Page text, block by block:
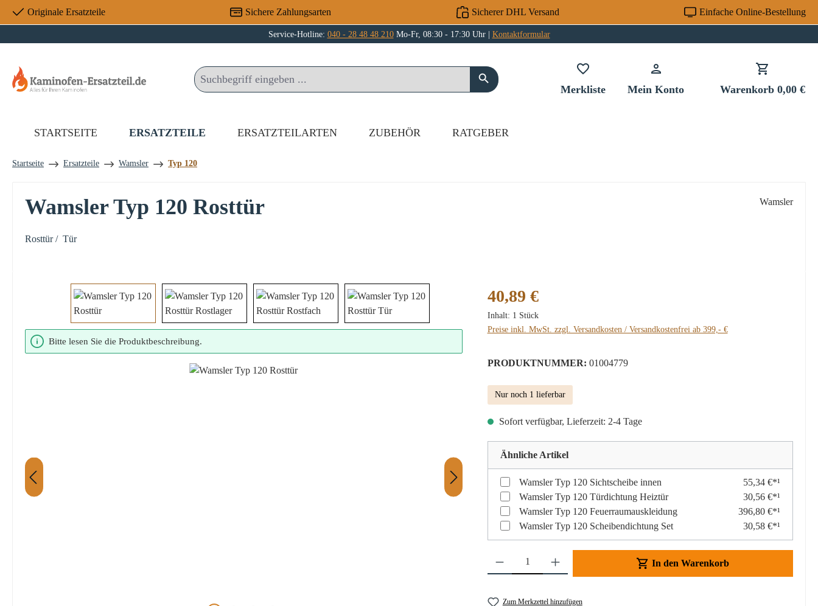
Hauptinhalt springen
Zur Suche springen
Zur Hauptnavigation springen
Originale Ersatzteile Sichere Zahlungsarten Sicherer DHL Versand Einfache Online-Bestellung
Service-Hotline: 040 - 28 48 48 210Mo-Fr, 08:30 - 17:30 Uhr | Kontaktformular
MerklisteDu hast 0 Produkte auf dem Merkzettel
Mein Konto Warenkorb 0,00 €
STARTSEITE ERSATZTEILE ERSATZTEILARTEN ZUBEHÖR RATGEBER
Startseite Ersatzteile Wamsler Typ 120
Wamsler Typ 120 Rosttür
Rosttür / Tür
Wamsler
Bildergalerie überspringen
Bitte lesen Sie die Produktbeschreibung.
Regulärer Preis:
40,89 €
Inhalt: 1 Stück
Preise inkl. MwSt. zzgl. Versandkosten / Versandkostenfrei ab 399,- €
PRODUKTNUMMER: 01004779
Nur noch 1 lieferbar
Sofort verfügbar, Lieferzeit: 2-4 Tage
Ähnliche Artikel
Wamsler Typ 120 Sichtscheibe innen
55,34 €*¹
Wamsler Typ 120 Türdichtung Heiztür
30,56 €*¹
Wamsler Typ 120 Feuerraumauskleidung
396,80 €*¹
Wamsler Typ 120 Scheibendichtung Set
30,58 €*¹
Produkt Anzahl: Gib den gewünschten Wert ein oder benutze die Schaltflächen um die Anzahl
In den Warenkorb
Zum Merkzettel hinzufügen